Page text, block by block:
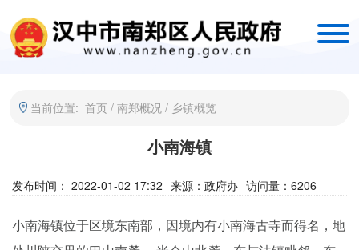
当前位置: 首页 / 南郑概况 / 乡镇概览
小南海镇
发布时间： 2022-01-02 17:32 来源： 政府办 访问量： 6206
小南海镇位于区境东南部，因境内有小南海古寺而得名，地